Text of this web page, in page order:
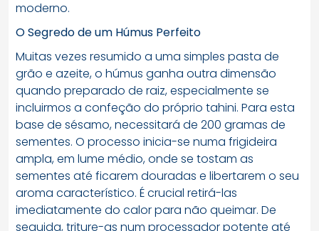
moderno.
O Segredo de um Húmus Perfeito
Muitas vezes resumido a uma simples pasta de
grão e azeite, o húmus ganha outra dimensão
quando preparado de raiz, especialmente se
incluirmos a confeção do próprio tahini. Para esta
base de sésamo, necessitará de 200 gramas de
sementes. O processo inicia-se numa frigideira
ampla, em lume médio, onde se tostam as
sementes até ficarem douradas e libertarem o seu
aroma característico. É crucial retirá-las
imediatamente do calor para não queimar. De
seguida, triture-as num processador potente até